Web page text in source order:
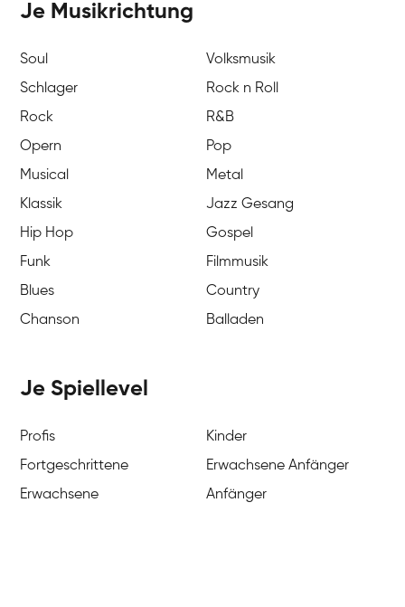
Je Musikrichtung
Soul
Volksmusik
Schlager
Rock n Roll
Rock
R&B
Opern
Pop
Musical
Metal
Klassik
Jazz Gesang
Hip Hop
Gospel
Funk
Filmmusik
Blues
Country
Chanson
Balladen
Je Spiellevel
Profis
Kinder
Fortgeschrittene
Erwachsene Anfänger
Erwachsene
Anfänger